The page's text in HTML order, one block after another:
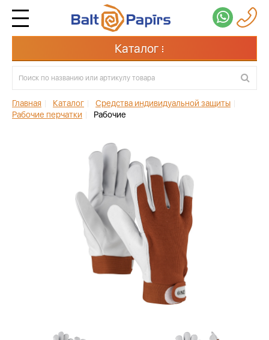
Каталог
Главная Каталог Средства индивидуальной защиты
Рабочие перчатки
Рабочие